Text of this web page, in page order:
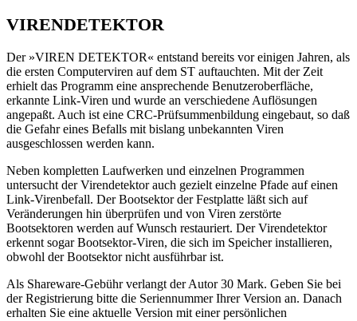
VIRENDETEKTOR
Der »VIREN DETEKTOR« entstand bereits vor einigen Jahren, als
die ersten Computerviren auf dem ST auftauchten. Mit der Zeit
erhielt das Programm eine ansprechende Benutzeroberfläche,
erkannte Link-Viren und wurde an verschiedene Auflösungen
angepaßt. Auch ist eine CRC-Prüfsummenbildung eingebaut, so daß
die Gefahr eines Befalls mit bislang unbekannten Viren
ausgeschlossen werden kann.
Neben kompletten Laufwerken und einzelnen Programmen
untersucht der Virendetektor auch gezielt einzelne Pfade auf einen
Link-Virenbefall. Der Bootsektor der Festplatte läßt sich auf
Veränderungen hin überprüfen und von Viren zerstörte
Bootsektoren werden auf Wunsch restauriert. Der Virendetektor
erkennt sogar Bootsektor-Viren, die sich im Speicher installieren,
obwohl der Bootsektor nicht ausführbar ist.
Als Shareware-Gebühr verlangt der Autor 30 Mark. Geben Sie bei
der Registrierung bitte die Seriennummer Ihrer Version an. Danach
erhalten Sie eine aktuelle Version mit einer persönlichen